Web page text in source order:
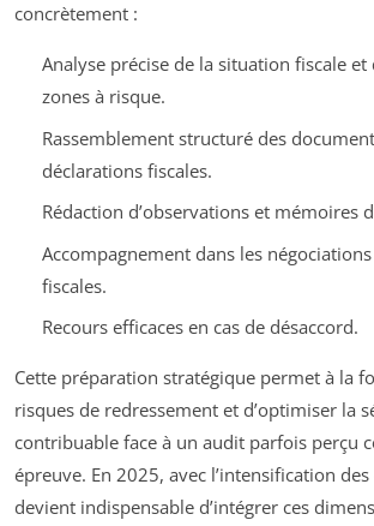
concrètement :
Analyse précise de la situation fiscale et
zones à risque.
Rassemblement structuré des
déclarations fiscales.
Rédaction d’observations et mémoires
Accompagnement dans les
fiscales.
Recours efficaces en cas de désaccord.
Cette préparation stratégique permet à la
risques de redressement et d’optimiser la
contribuable face à un audit parfois perçu
épreuve. En 2025, avec l’intensification
devient indispensable d’intégrer ces